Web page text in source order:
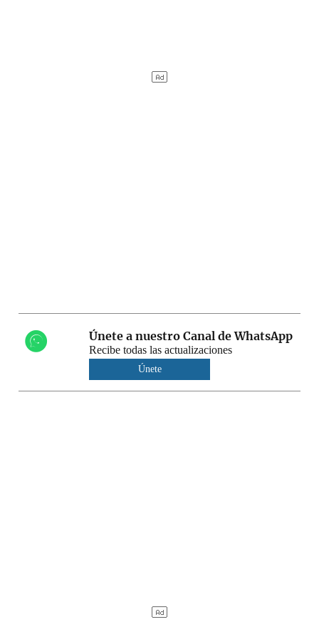
Únete a nuestro Canal de WhatsApp
Recibe todas las actualizaciones
Únete